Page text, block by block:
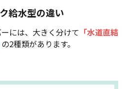
き夫婦／子育て家庭／オフィスな
する浄水型ウォーターサーバ
交換頻度・交換費用を必ずチェッ
給水型の違い
には、大きく分けて 「水道直結
の2種類があります。